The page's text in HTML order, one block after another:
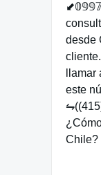
⬋𝟘𝟡𝟡𝟟
desde
este
Chile?